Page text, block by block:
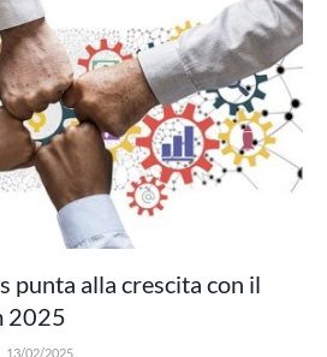
punta alla crescita con il
2025
13/02/2025